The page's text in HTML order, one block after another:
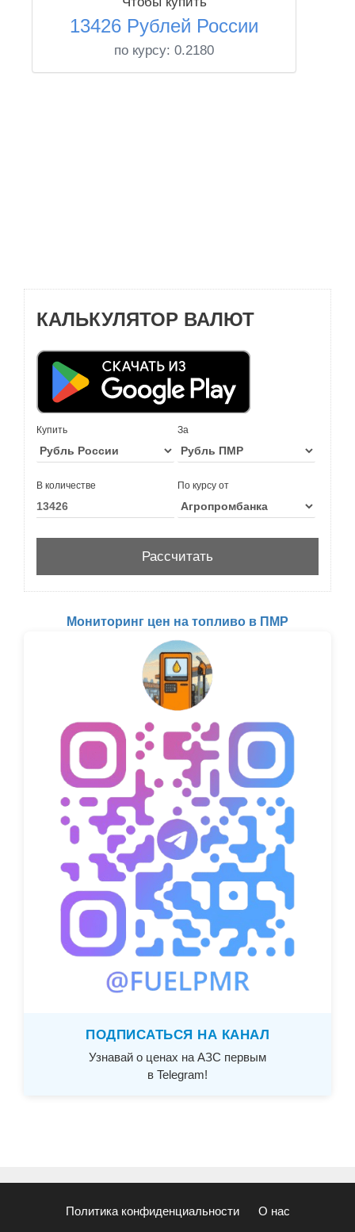
13426 Рублей России
по курсу: 0.2180
КАЛЬКУЛЯТОР ВАЛЮТ
Купить За
В количестве По курсу от
Мониторинг цен на топливо в ПМР
ПОДПИСАТЬСЯ НА КАНАЛ
Узнавай о ценах на АЗС первым
в Telegram!
Политика конфиденциальности О нас